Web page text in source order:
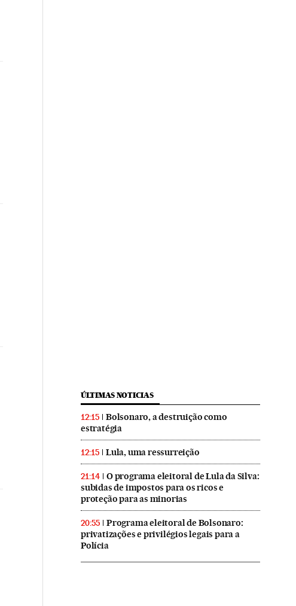
ÚLTIMAS NOTICIAS
12:15
Bolsonaro, a destruição como
estratégia
12:15 Lula, uma ressurreição
21:14
O programa eleitoral de Lula da Silva:
subidas de impostos para os ricos e
proteção para as minorias
20:55
Programa eleitoral de Bolsonaro:
privatizações e privilégios legais para a
Polícia